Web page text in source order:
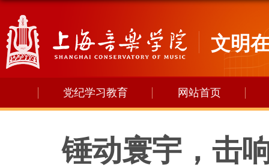
文明
党纪学习教育 网站首页
锤动寰宇，击